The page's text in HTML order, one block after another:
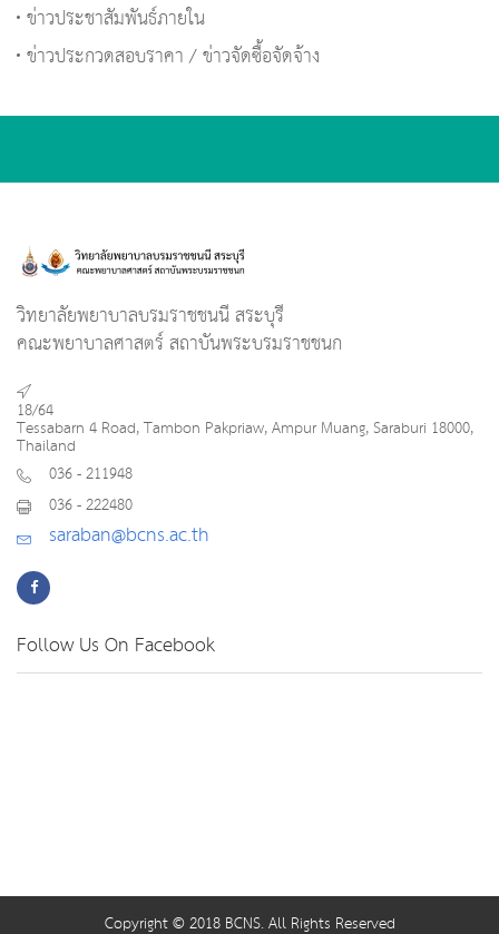
ข่าวประชาสัมพันธ์ภายใน
ข่าวประกวดสอบราคา / ข่าวจัดซื้อจัดจ้าง
วิทยาลัยพยาบาลบรมราชชนนี สระบุรี
คณะพยาบาลศาสตร์ สถาบันพระบรมราชชนก
18/64
Tessabarn 4 Road, Tambon Pakpriaw, Ampur Muang, Saraburi 18000,
Thailand
036 - 211948
036 - 222480
saraban@bcns.ac.th
Follow Us On Facebook
Copyright © 2018 BCNS. All Rights Reserved